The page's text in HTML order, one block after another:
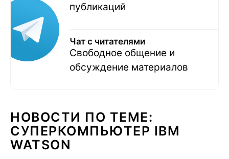
публикаций
Чат с читателями
Свободное общение и
обсуждение материалов
НОВОСТИ ПО ТЕМЕ:
СУПЕРКОМПЬЮТЕР IBM
WATSON